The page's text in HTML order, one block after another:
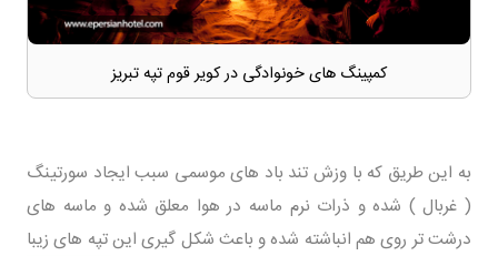
کمپینگ های خونوادگی در کویر قوم تپه تبریز
به این طریق که با وزش تند باد های موسمی سبب ایجاد سورتینگ
( غربال ) شده و ذرات نرم ماسه در هوا معلق شده و ماسه های
درشت تر روی هم انباشته شده و باعث شکل گیری این تپه های زیبا